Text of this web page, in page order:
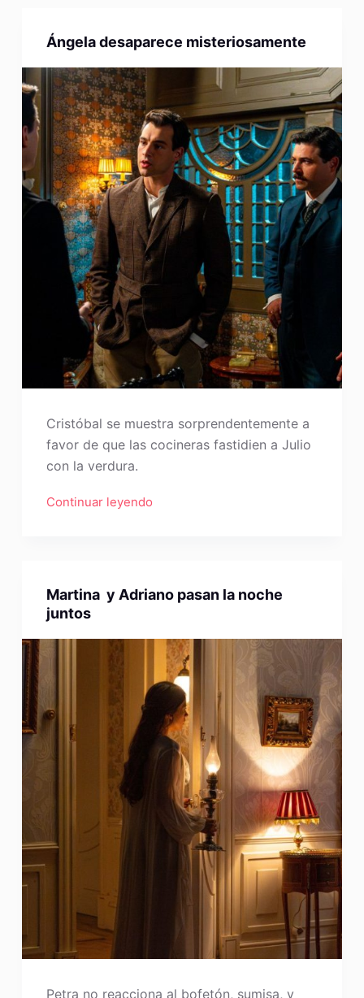
Ángela desaparece misteriosamente
Cristóbal se muestra sorprendentemente a
favor de que las cocineras fastidien a Julio
con la verdura.
Continuar leyendo
Martina y Adriano pasan la noche
juntos
Petra no reacciona al bofetón, sumisa, y